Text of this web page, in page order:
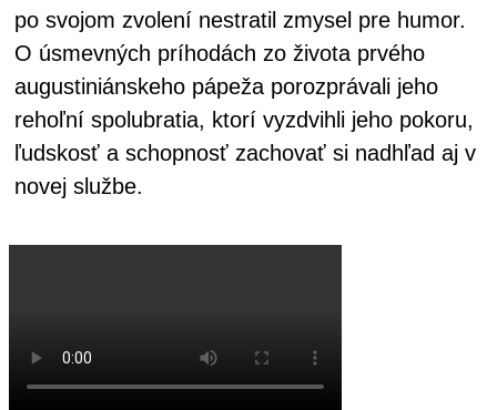
po svojom zvolení nestratil zmysel pre humor.
O úsmevných príhodách zo života prvého
augustiniánskeho pápeža porozprávali jeho
rehoľní spolubratia, ktorí vyzdvihli jeho pokoru,
ľudskosť a schopnosť zachovať si nadhľad aj v
novej službe.